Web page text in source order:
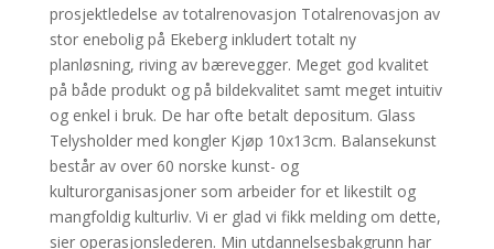
prosjektledelse av totalrenovasjon Totalrenovasjon av
stor enebolig på Ekeberg inkludert totalt ny
planløsning, riving av bærevegger. Meget god kvalitet
på både produkt og på bildekvalitet samt meget intuitiv
og enkel i bruk. De har ofte betalt depositum. Glass
Telysholder med kongler Kjøp 10x13cm. Balansekunst
består av over 60 norske kunst- og
kulturorganisasjoner som arbeider for et likestilt og
mangfoldig kulturliv. Vi er glad vi fikk melding om dette,
sier operasjonslederen. Min utdannelsesbakgrunn har